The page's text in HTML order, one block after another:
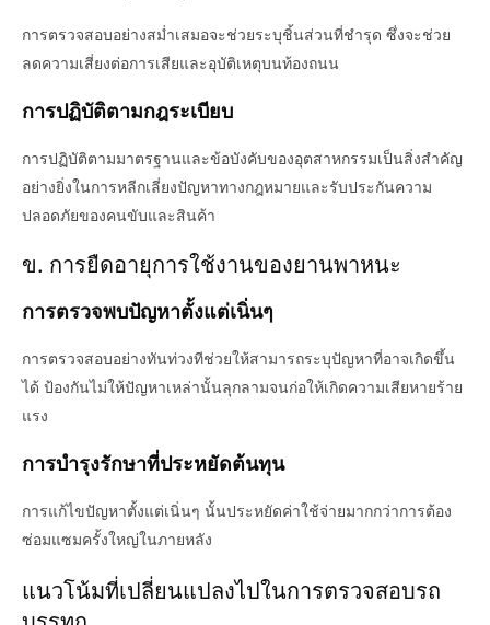
การตรวจสอบอย่างสม่ำเสมอจะช่วยระบุชิ้นส่วนที่ชำรุด ซึ่งจะช่วย
ลดความเสี่ยงต่อการเสียและอุบัติเหตุบนท้องถนน
การปฏิบัติตามกฎระเบียบ
การปฏิบัติตามมาตรฐานและข้อบังคับของอุตสาหกรรมเป็นสิ่งสำคัญ
อย่างยิ่งในการหลีกเลี่ยงปัญหาทางกฎหมายและรับประกันความ
ปลอดภัยของคนขับและสินค้า
ข. การยืดอายุการใช้งานของยานพาหนะ
การตรวจพบปัญหาตั้งแต่เนิ่นๆ
การตรวจสอบอย่างทันท่วงทีช่วยให้สามารถระบุปัญหาที่อาจเกิดขึ้น
ได้ ป้องกันไม่ให้ปัญหาเหล่านั้นลุกลามจนก่อให้เกิดความเสียหายร้าย
แรง
การบำรุงรักษาที่ประหยัดต้นทุน
การแก้ไขปัญหาตั้งแต่เนิ่นๆ นั้นประหยัดค่าใช้จ่ายมากกว่าการต้อง
ซ่อมแซมครั้งใหญ่ในภายหลัง
แนวโน้มที่เปลี่ยนแปลงไปในการตรวจสอบรถ